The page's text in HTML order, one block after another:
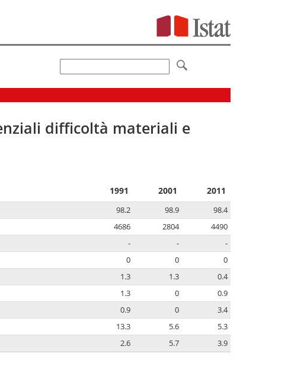
difficoltà materiali e
1991 2001 2011
98.2 98.9
98.4
4686 2804
4490
- -
-
0 0
0
1.3 1.3
0.4
1.3 0
0.9
0.9 0
3.4
13.3 5.6
5.3
2.6 5.7 3.9